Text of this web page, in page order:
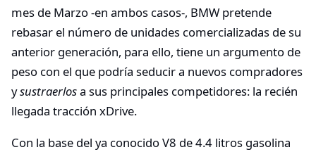
mes de Marzo -en ambos casos-, BMW pretende
rebasar el número de unidades comercializadas de su
anterior generación, para ello, tiene un argumento de
peso con el que podría seducir a nuevos compradores
ysustraerlosa sus principales competidores: la recién
llegada tracción xDrive.
Con la base del ya conocido V8 de 4.4 litros gasolina